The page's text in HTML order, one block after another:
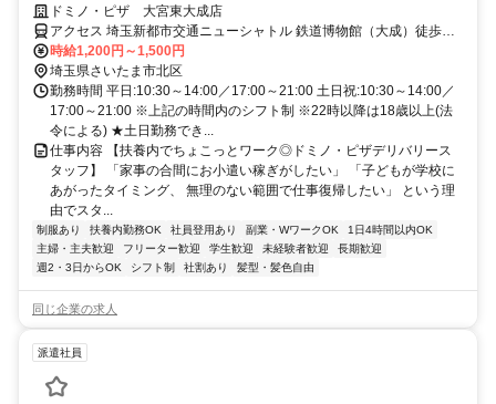
家庭との両立も
ドミノ・ピザ 大宮東大成店
アクセス 埼玉新都市交通ニューシャトル 鉄道博物館（大成）徒歩約
13分、埼玉新都市交通ニューシャトル 加茂宮出入口2徒歩約14分、東
武野田線〔アーバンパークライン〕 北大宮徒歩約14分 JR東北本線 北
大宮駅 徒歩5分
時給1,200円～1,500円
埼玉県さいたま市北区
勤務時間 平日:10:30～14:00／17:00～21:00 土日祝:10:30～14:00／
17:00～21:00 ※上記の時間内のシフト制 ※22時以降は18歳以上(法
令による) ★土日勤務でき...
仕事内容 【扶養内でちょこっとワーク◎ドミノ・ピザデリバリース
タッフ】 「家事の合間にお小遣い稼ぎがしたい」 「子どもが学校に
あがったタイミング、 無理のない範囲で仕事復帰したい」 という理
由でスタ...
制服あり 扶養内勤務OK 社員登用あり 副業・WワークOK
1日4時間以内OK
主婦・主夫歓迎
フリーター歓迎 学生歓迎 未経験者歓迎
長期歓迎
週2・3日からOK
シフト制 社割あり 髪型・髪色自由
同じ企業の求人
派遣社員